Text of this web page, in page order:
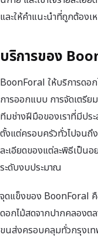
และให้คำแนะนำที่ถูกต้องเ
บริการของ
BoonForal ให้บริการดอ
การออกแบบ การจัดเตรี
ทีมช่างฝีมือของเราที่มีปร
ตั้งแต่ครอบครัวทั่วไปจนถึ
ละเอียดของแต่ละพิธีเป็น
ระดับงบประมาณ
จุดแข็งของ BoonForal คื
ดอกไม้สดจากปากคลองต
ขนส่งครอบคลุมทั่วกรุงเ